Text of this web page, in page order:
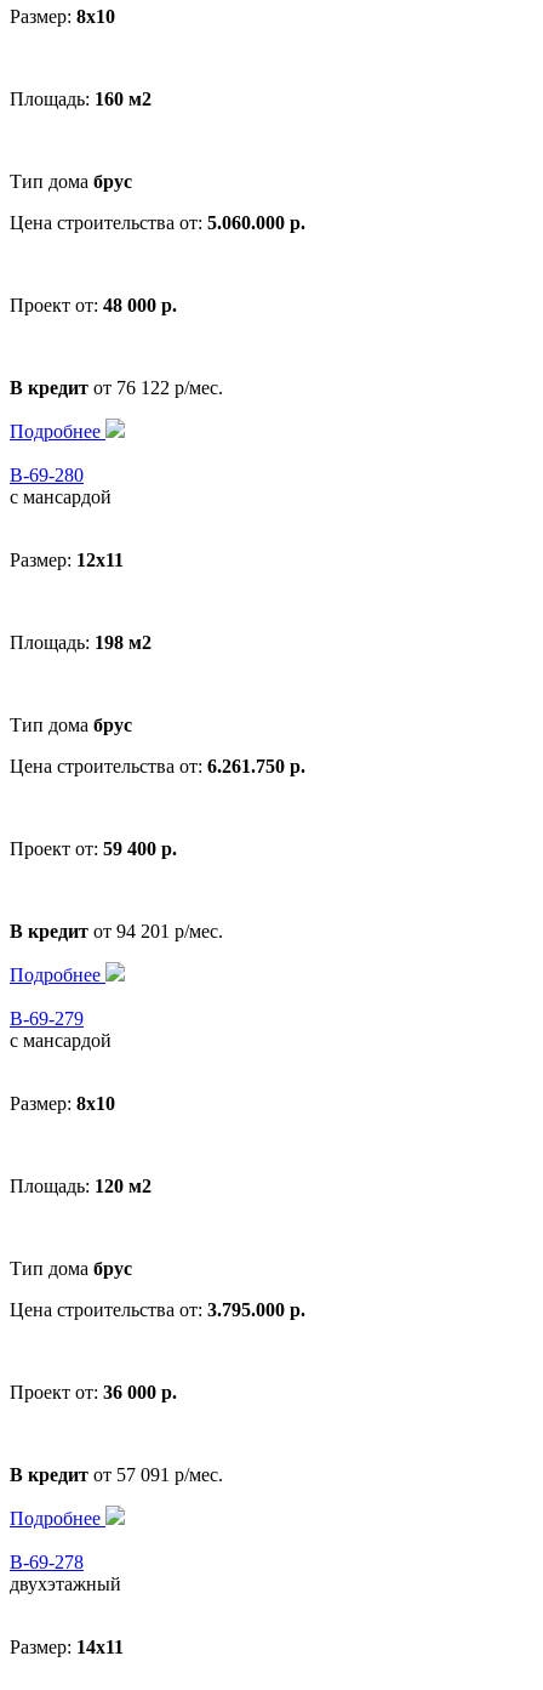
Размер: 8x10
Площадь: 160 м2
Тип дома брус
Цена строительства от: 5.060.000 р.
Проект от: 48 000 р.
В кредит от 76 122 р/мес.
Подробнее
В-69-280
с мансардой
Размер: 12x11
Площадь: 198 м2
Тип дома брус
Цена строительства от: 6.261.750 р.
Проект от: 59 400 р.
В кредит от 94 201 р/мес.
Подробнее
В-69-279
с мансардой
Размер: 8x10
Площадь: 120 м2
Тип дома брус
Цена строительства от: 3.795.000 р.
Проект от: 36 000 р.
В кредит от 57 091 р/мес.
Подробнее
В-69-278
двухэтажный
Размер: 14x11